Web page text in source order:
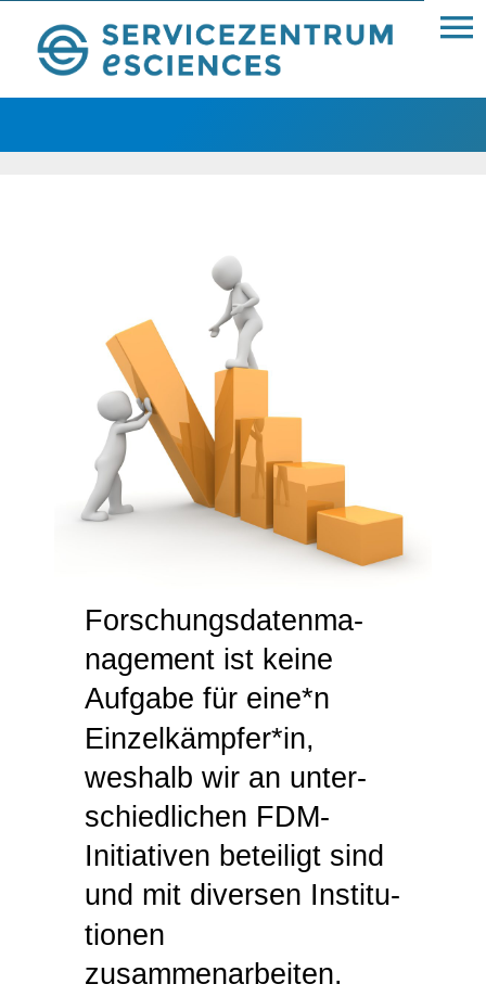
Koope­ra­tionen
Forschungs­da­ten­ma­
nage­ment ist keine
Aufgabe für eine*n
Einzelkämpfer*in,
weshalb wir an unter­
schied­li­chen FDM-
Initia­tiven betei­ligt sind
und mit diversen Insti­tu­
tionen
zusammenarbeiten.